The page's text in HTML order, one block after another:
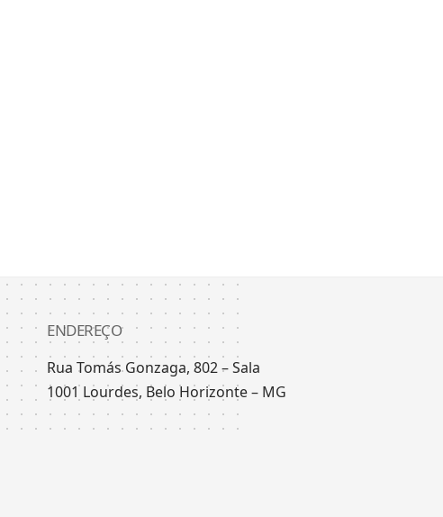
ENDEREÇO
Rua Tomás Gonzaga, 802 – Sala
1001 Lourdes, Belo Horizonte – MG